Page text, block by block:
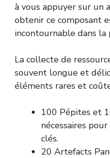
à vous appuyer sur un
obtenir ce composant
incontournable dans la
La collecte de
souvent longue et
éléments rares et
100 Pépites et
nécessaires
clés.
20 Artefacts